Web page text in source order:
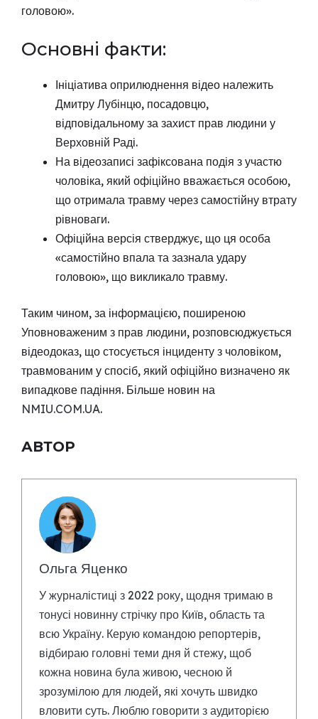
головою».
Основні факти:
Ініціатива оприлюднення відео належить
Дмитру Лубінцю, посадовцю,
відповідальному за захист прав людини у
Верховній Раді.
На відеозаписі зафіксована подія з участю
чоловіка, який офіційно вважається особою,
що отримала травму через самостійну втрату
рівноваги.
Офіційна версія стверджує, що ця особа
«самостійно впала та зазнала удару
головою», що викликало травму.
Таким чином, за інформацією, поширеною
Уповноваженим з прав людини, розповсюджується
відеодоказ, що стосується інциденту з чоловіком,
травмованим у спосіб, який офіційно визначено як
випадкове падіння. Більше новин на
NMIU.COM.UA.
АВТОР
Ольга Яценко
У журналістиці з 2022 року, щодня тримаю в
тонусі новинну стрічку про Київ, область та
всю Україну. Керую командою репортерів,
відбираю головні теми дня й стежу, щоб
кожна новина була живою, чесною й
зрозумілою для людей, які хочуть швидко
вловити суть. Люблю говорити з аудиторією